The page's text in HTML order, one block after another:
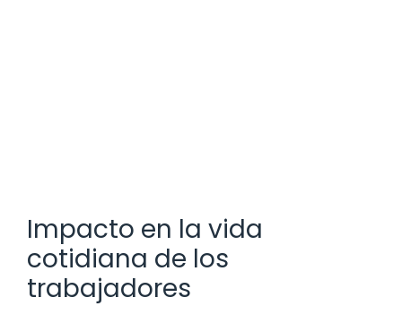
Impacto en la vida
cotidiana de los
trabajadores